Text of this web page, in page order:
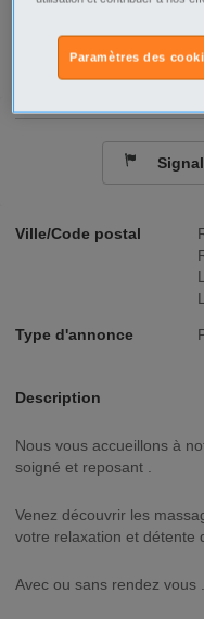
Ville/Code postal
Type d'annonce
Description
Nous vous accueillons à notre salon de massage dans un cadre
soigné et reposant .
Venez découvrir les
votre relaxation et détente
Avec ou sans rendez vous .
Tel
Paramètres des